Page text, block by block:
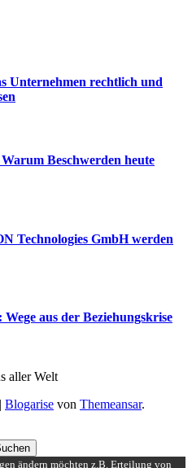
Unternehmen rechtlich und
Beschwerden heute
Technologies GmbH werden
aus der Beziehungskrise
aller Welt
Blogarise von Themeansar.
ändern möchten z.B. Erteilung von